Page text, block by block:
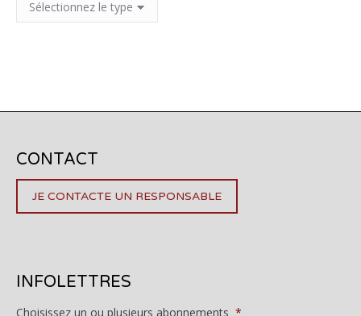
CONTACT
JE CONTACTE UN RESPONSABLE
INFOLETTRES
Choisissez un ou plusieurs abonnements *